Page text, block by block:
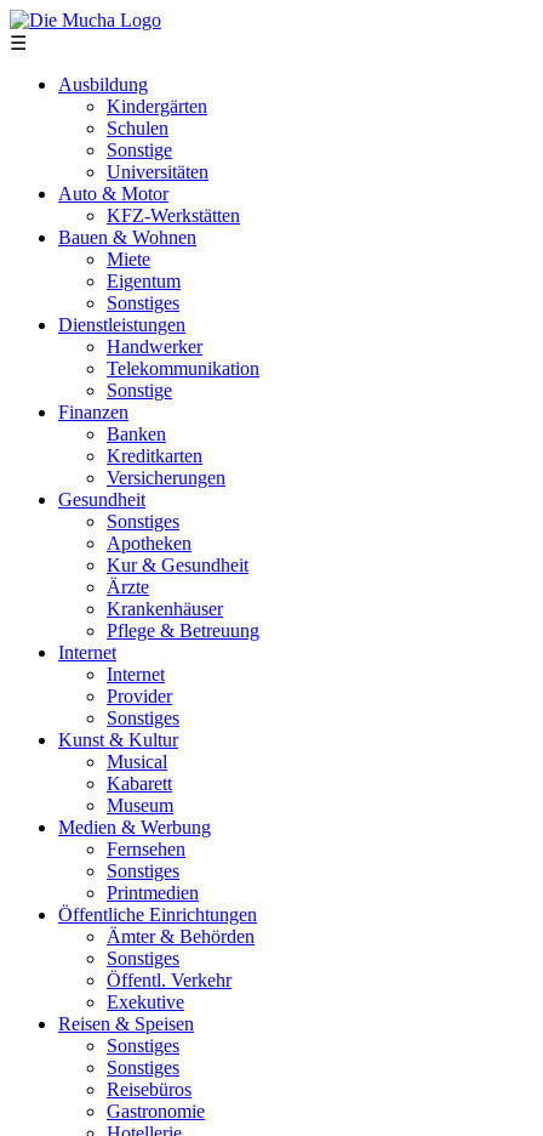
Direkt zum Inhalt
☰
Ausbildung
Kindergärten
Schulen
Sonstige
Universitäten
Auto & Motor
KFZ-Werkstätten
Bauen & Wohnen
Miete
Eigentum
Sonstiges
Dienstleistungen
Handwerker
Telekommunikation
Sonstige
Finanzen
Banken
Kreditkarten
Versicherungen
Gesundheit
Sonstiges
Apotheken
Kur & Gesundheit
Ärzte
Krankenhäuser
Pflege & Betreuung
Internet
Internet
Provider
Sonstiges
Kunst & Kultur
Musical
Kabarett
Museum
Medien & Werbung
Fernsehen
Sonstiges
Printmedien
Öffentliche Einrichtungen
Ämter & Behörden
Sonstiges
Öffentl. Verkehr
Exekutive
Reisen & Speisen
Sonstiges
Sonstiges
Reisebüros
Gastronomie